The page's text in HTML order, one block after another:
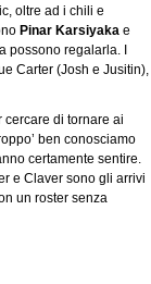
oltre ad i chili e
Pinar Karsiyaka e
possono regalarla. I
Carter (Josh e Jusitin),
di tornare ai
ben conosciamo
certamente sentire.
e Claver sono gli arrivi
un roster senza